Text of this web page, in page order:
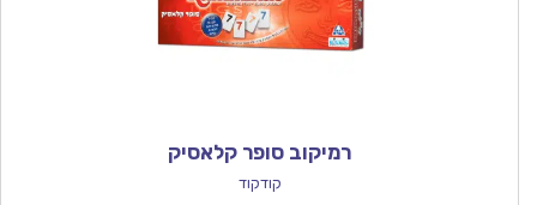
רמיקוב סופר קלאסיק
קודקוד